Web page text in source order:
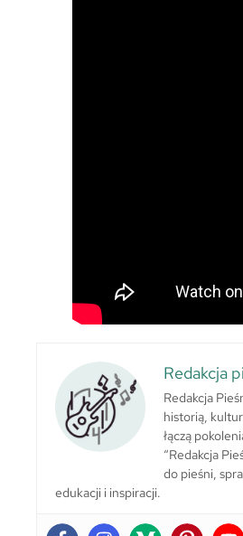
Redakcja
Redakcja
historią,
łączą
“Redakcja
do pieśni,
edukacji i inspiracji.